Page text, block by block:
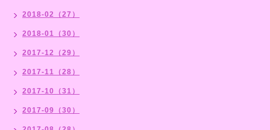
2018-02（27）
2018-01（30）
2017-12（29）
2017-11（28）
2017-10（31）
2017-09（30）